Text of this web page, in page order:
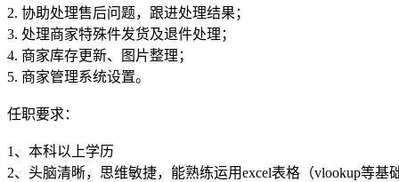
2. 协助处理售后问题，跟进处理结果；
3. 处理商家特殊件发货及退件处理；
4. 商家库存更新、图片整理；
5. 商家管理系统设置。
任职要求：
1、本科以上学历
2、头脑清晰，思维敏捷，能熟练运用excel表格（vlookup等基